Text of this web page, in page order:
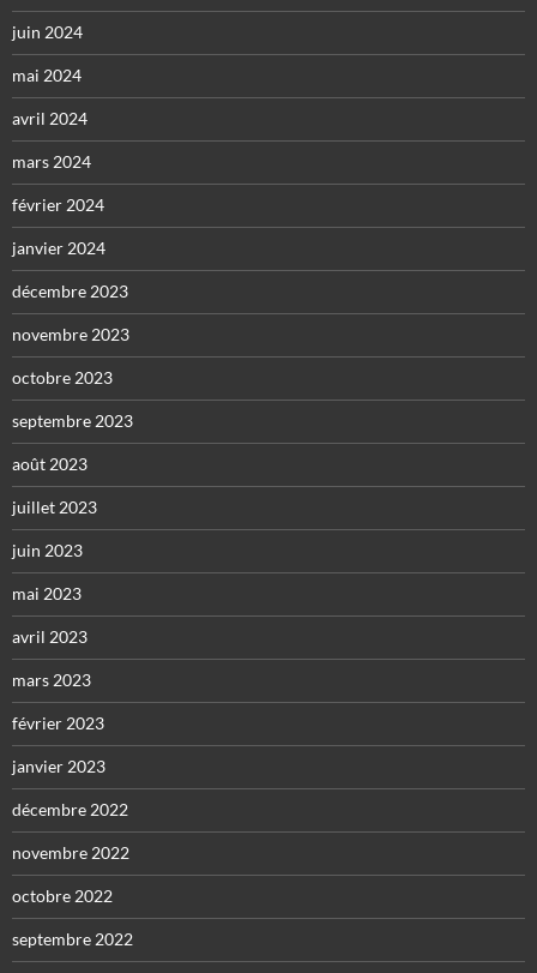
juin 2024
mai 2024
avril 2024
mars 2024
février 2024
janvier 2024
décembre 2023
novembre 2023
octobre 2023
septembre 2023
août 2023
juillet 2023
juin 2023
mai 2023
avril 2023
mars 2023
février 2023
janvier 2023
décembre 2022
novembre 2022
octobre 2022
septembre 2022